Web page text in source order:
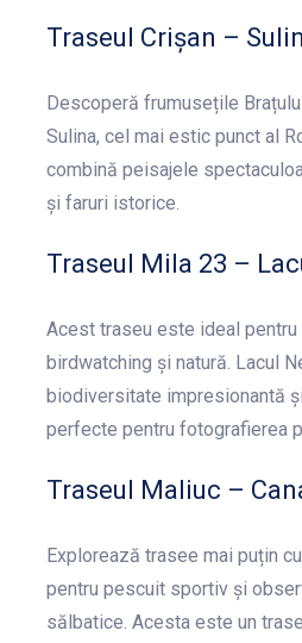
Traseul Crișan –
Descoperă frumusețile
Sulina, cel mai estic punct al
combină peisajele
și faruri istorice.
Traseul Mila 23 –
Acest traseu este ideal
birdwatching și natură. Lacul
biodiversitate impresionantă
perfecte pentru fotografierea
Traseul Maliuc –
Explorează trasee mai puțin
pentru pescuit sportiv și
sălbatice. Acesta este un